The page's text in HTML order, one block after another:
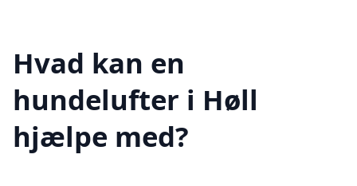
Hvad kan en
hundelufter i Høll
hjælpe med?